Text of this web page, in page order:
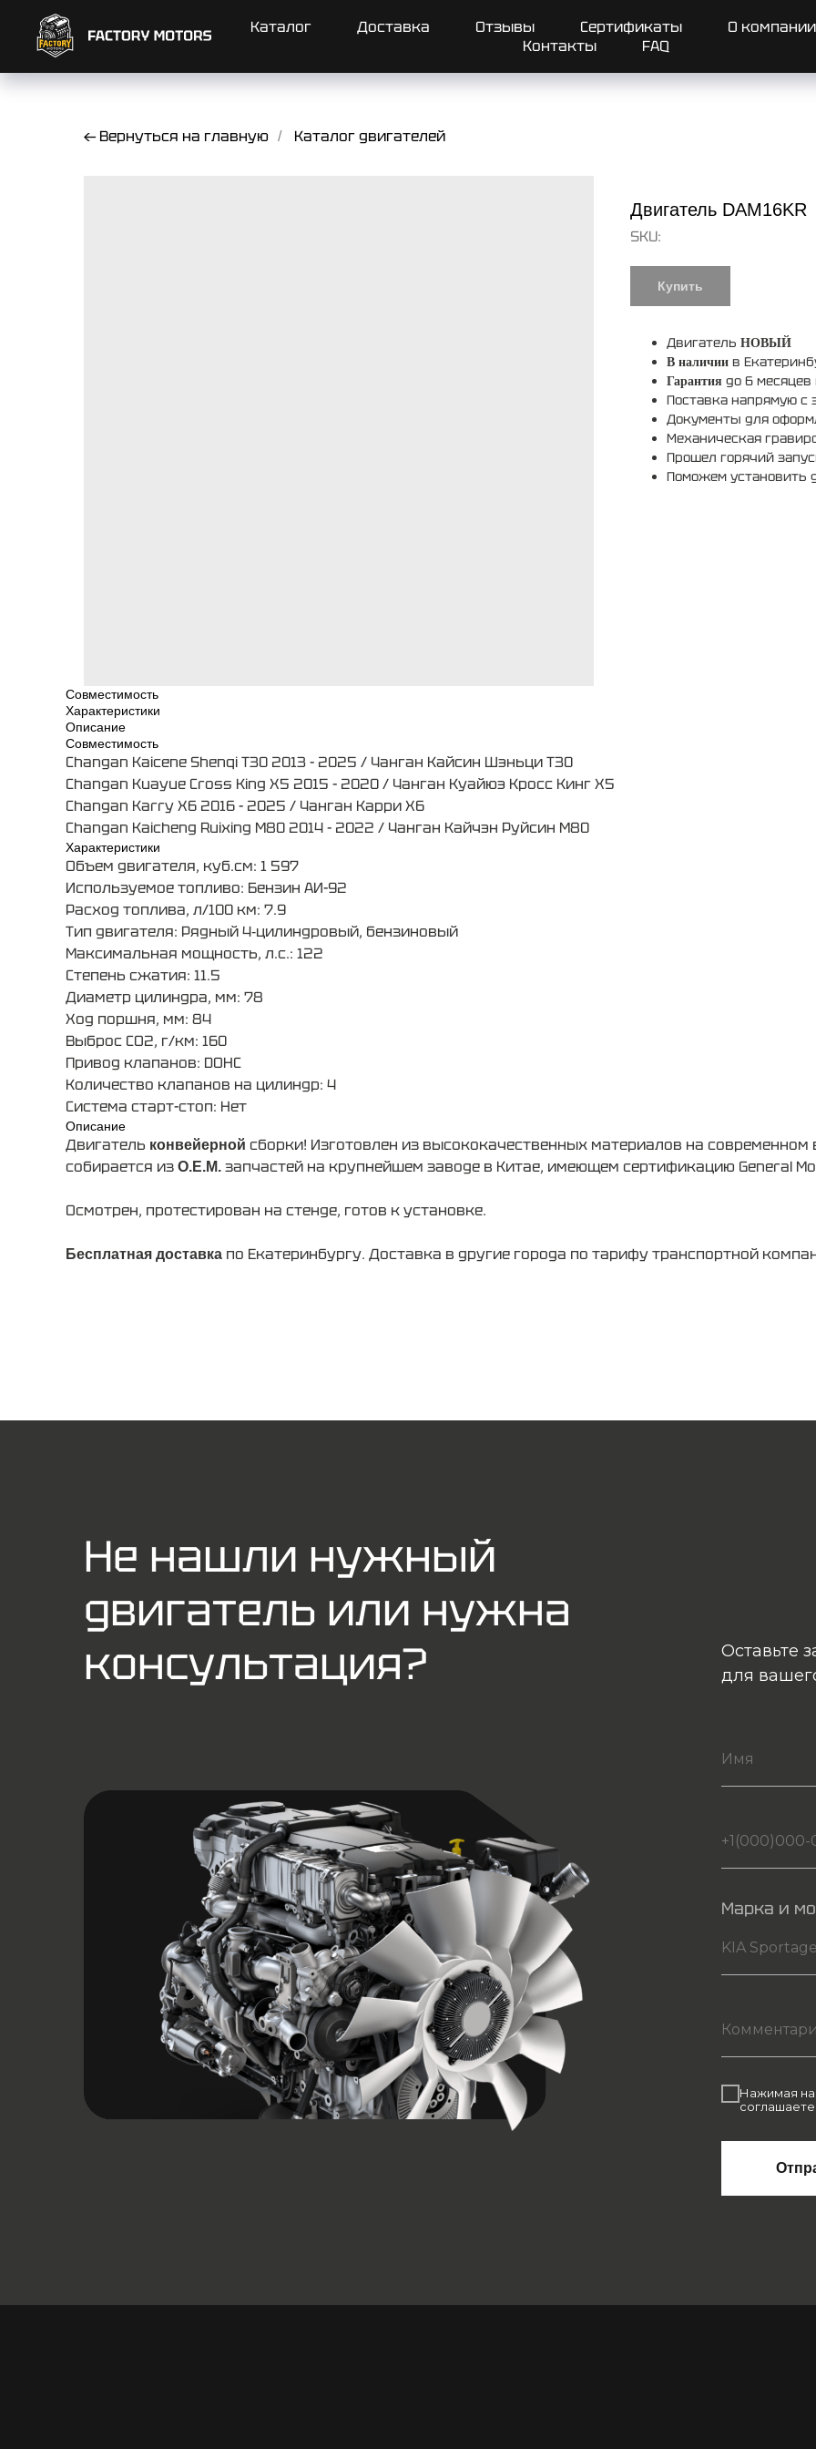
Каталог Доставка Отзывы Сертификаты
О компании
Контакты
FAQ
← Вернуться на главную / Каталог двигателей
Двигатель DAM16KR
SKU:
Купить
Двигатель НОВЫЙ
В наличии в
Гарантия до 6
Поставка напрямую с
Документы для
Механическая
Прошел горячий
Поможем установить
Совместимость
Характеристики
Описание
Совместимость
Changan Kaicene Shenqi T30 2013 - 2025 / Чанган Кайсин Шэньци T30
Changan Kuayue Cross King X5 2015 - 2020 / Чанган Куайюэ Кросс Кинг X5​
Changan Karry X6 2016 - 2025 / Чанган Карри X6​
Changan Kaicheng Ruixing M80 2014 - 2022 / Чанган Кайчэн Руйсин M80
Характеристики
Объем двигателя, куб.см: 1 597
Используемое топливо: Бензин АИ-92
Расход топлива, л/100 км: 7.9
Тип двигателя: Рядный 4‑цилиндровый, бензиновый
Максимальная мощность, л.с.: 122
Степень сжатия: 11.5
Диаметр цилиндра, мм: 78
Ход поршня, мм: 84
Выброс CO2, г/км: 160
Привод клапанов: DOHC
Количество клапанов на цилиндр: 4
Система старт-стоп: Нет
Описание
Двигатель конвейерной сборки! Изготовлен из высококачественных материалов на
собирается из О.Е.М. запчастей на крупнейшем заводе в Китае, имеющем сертификацию General
Осмотрен, протестирован на стенде, готов к установке.
Бесплатная доставка по Екатеринбургу. Доставка в другие города по тарифу транспортной
Не нашли нужный
двигатель или нужна
консультация?
Оставьте
для
Марка и
Нажимая на